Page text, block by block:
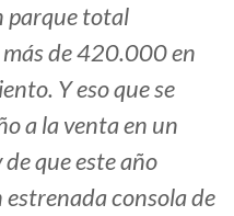
parque total
de 420.000 en
Y eso que se
a la venta en un
que este año
consola de